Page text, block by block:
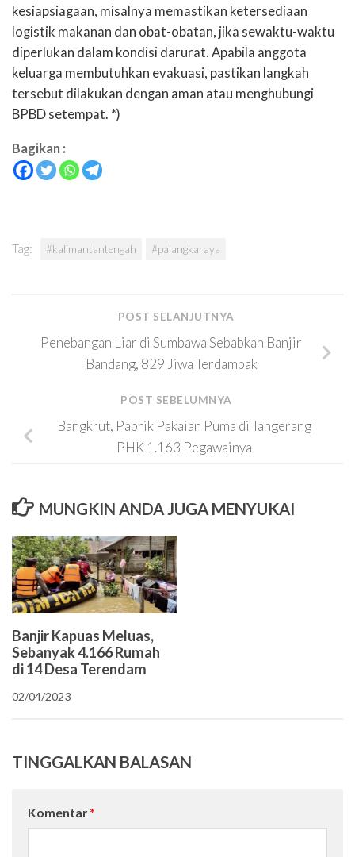
kesiapsiagaan, misalnya memastikan ketersediaan
logistik makanan dan obat-obatan, jika sewaktu-waktu
diperlukan dalam kondisi darurat. Apabila anggota
keluarga membutuhkan evakuasi, pastikan langkah
tersebut dilakukan dengan aman atau menghubungi
BPBD setempat. *)
Bagikan :
Tag: #kalimantantengah #palangkaraya
POST SELANJUTNYA
Penebangan Liar di Sumbawa Sebabkan Banjir
Bandang, 829 Jiwa Terdampak
POST SEBELUMNYA
Bangkrut, Pabrik Pakaian Puma di Tangerang
PHK 1.163 Pegawainya
MUNGKIN ANDA JUGA MENYUKAI
Banjir Kapuas Meluas,
Sebanyak 4.166 Rumah
di 14 Desa Terendam
02/04/2023
TINGGALKAN BALASAN
Komentar *